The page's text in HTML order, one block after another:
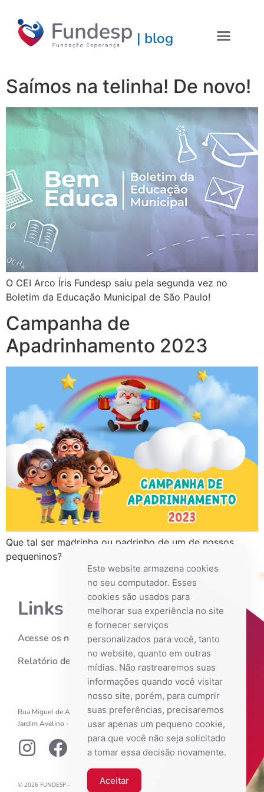
| blog
Saímos na telinha! De novo!
O CEI Arco Íris Fundesp saiu pela segunda vez no
Boletim da Educação Municipal de São Paulo!
Campanha de
Apadrinhamento 2023
Que tal ser madrinha ou padrinho de um de nossos
pequeninos?
Links
Acesse os nossos links
Relatório de atividades
Rua Miguel de Araújo Barreto, 246
Jardim Avelino - São Paulo - SP
© 2026 FUNDESP – Fundação Esperança
Este website armazena cookies
no seu computador. Esses
cookies são usados ​​para
melhorar sua experiência no site
e fornecer serviços
personalizados para você, tanto
no website, quanto em outras
mídias. Não rastrearemos suas
informações quando você visitar
nosso site, porém, para cumprir
suas preferências, precisaremos
usar apenas um pequeno cookie,
para que você não seja solicitado
a tomar essa decisão novamente.
Aceitar